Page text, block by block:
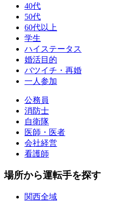
40代
50代
60代以上
学生
ハイステータス
婚活目的
バツイチ・再婚
一人参加
公務員
消防士
自衛隊
医師・医者
会社経営
看護師
場所から運転手を探す
関西全域